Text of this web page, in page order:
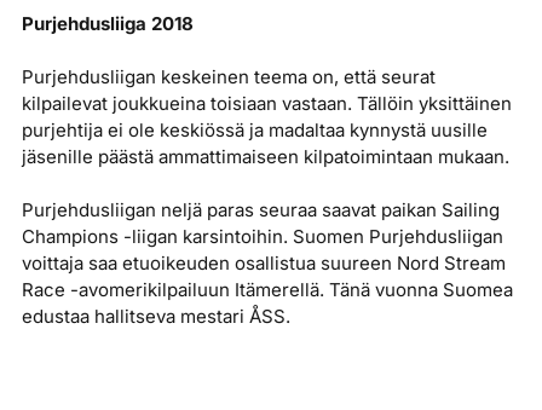
Purjehdusliiga 2018
Purjehdusliigan keskeinen teema on, että seurat
kilpailevat joukkueina toisiaan vastaan. Tällöin yksittäinen
purjehtija ei ole keskiössä ja madaltaa kynnystä uusille
jäsenille päästä ammattimaiseen kilpatoimintaan mukaan.
Purjehdusliigan neljä paras seuraa saavat paikan Sailing
Champions -liigan karsintoihin. Suomen Purjehdusliigan
voittaja saa etuoikeuden osallistua suureen Nord Stream
Race -avomerikilpailuun Itämerellä. Tänä vuonna Suomea
edustaa hallitseva mestari ÅSS.